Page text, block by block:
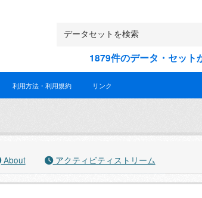
1879件のデータ・セット
利用方法・利用規約 リンク
About アクティビティストリーム